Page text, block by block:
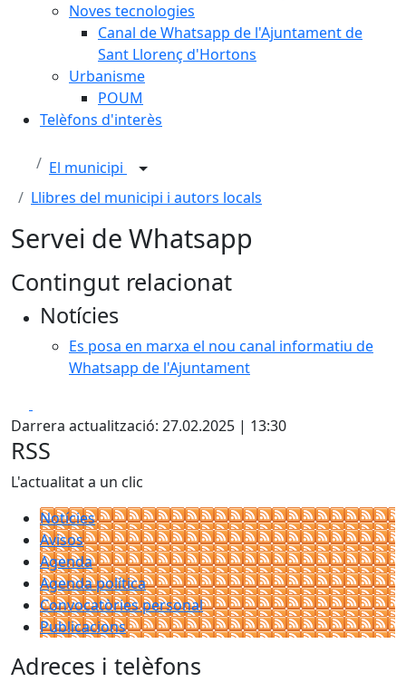
Noves tecnologies
Canal de Whatsapp de l'Ajuntament de
Sant Llorenç d'Hortons
Urbanisme
POUM
Telèfons d'interès
El municipi
Llibres del municipi i autors locals
Servei de Whatsapp
Contingut relacionat
Notícies
Es posa en marxa el nou canal informatiu de
Whatsapp de l'Ajuntament
Darrera actualització: 27.02.2025 | 13:30
RSS
L'actualitat a un clic
Notícies
Avisos
Agenda
Agenda política
Convocatòries personal
Publicacions
Adreces i telèfons